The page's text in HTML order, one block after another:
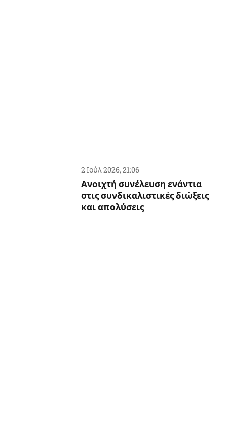
2 Ιούλ 2026, 21:06
Ανοιχτή συνέλευση ενάντια
στις συνδικαλιστικές διώξεις
και απολύσεις